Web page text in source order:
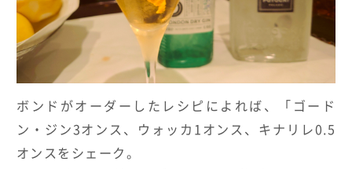
ボンドがオーダーしたレシピによれば、「ゴード
ン・ジン 3 オンス、ウォッカ 1 オンス、キナリレ0.5
オンスをシェーク。